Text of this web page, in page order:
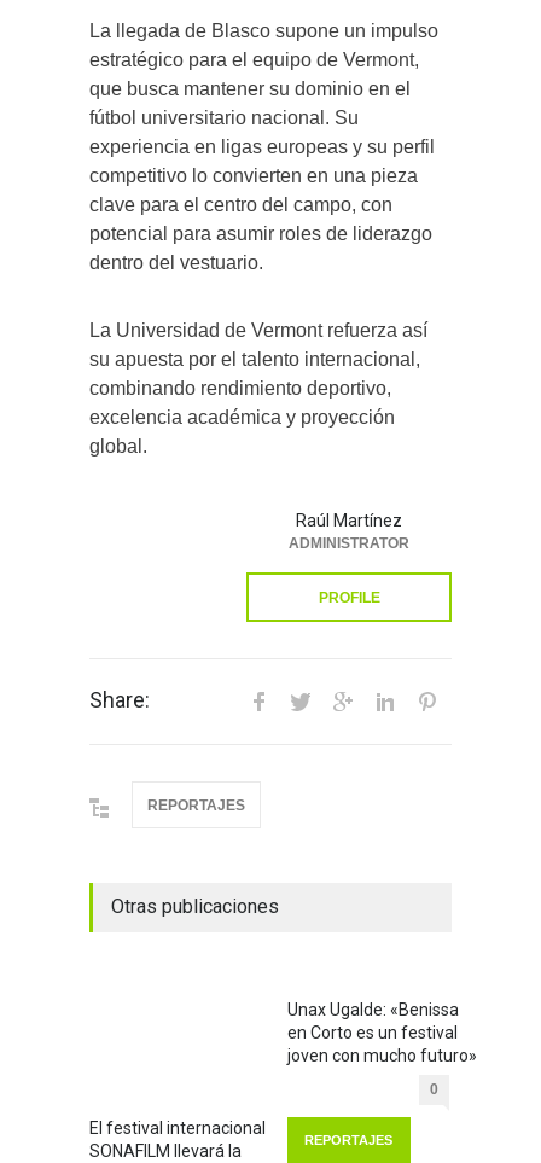
La llegada de Blasco supone un impulso
estratégico para el equipo de Vermont,
que busca mantener su dominio en el
fútbol universitario nacional. Su
experiencia en ligas europeas y su perfil
competitivo lo convierten en una pieza
clave para el centro del campo, con
potencial para asumir roles de liderazgo
dentro del vestuario.
La Universidad de Vermont refuerza así
su apuesta por el talento internacional,
combinando rendimiento deportivo,
excelencia académica y proyección
global.
Raúl Martínez
ADMINISTRATOR
PROFILE
Share:
REPORTAJES
Otras publicaciones
El festival internacional
SONAFILM llevará la
Unax Ugalde: «Benissa
en Corto es un festival
joven con mucho futuro»
0
REPORTAJES